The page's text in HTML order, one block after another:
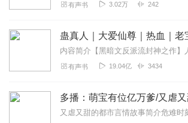
有声书 3.02万 242
有声书 19.04亿 3434